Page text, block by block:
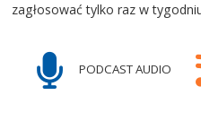
zagłosować tylko raz w
PODCAST AUDIO